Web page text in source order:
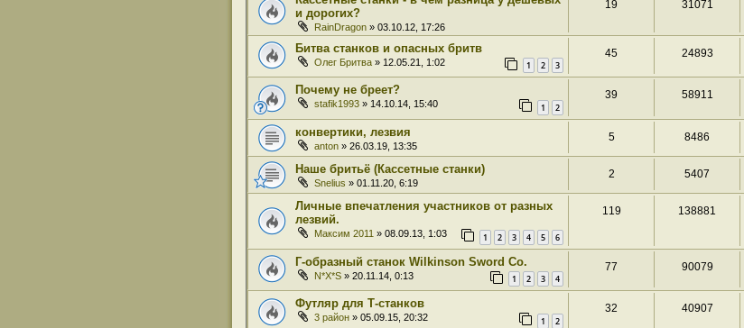
и дорогих?
RainDragon » 03.10.12, 17:26
19 31071
Битва станков и опасных бритв
Олег Бритва » 12.05.21, 1:02 1 2 3
45 24893
Почему не бреет?
stafik1993 » 14.10.14, 15:40 1 2
39 58911
конвертики, лезвия
anton » 26.03.19, 13:35
5 8486
Наше бритьё (Кассетные станки)
Snelius » 01.11.20, 6:19
2 5407
Личные впечатления участников от разных
лезвий.
Максим 2011 » 08.09.13, 1:03 1 2 3 4 5 6
119 138881
Г-образный станок Wilkinson Sword Co.
N*X*S » 20.11.14, 0:13 1 2 3 4
77 90079
Футляр для Т-станков
3 район » 05.09.15, 20:32 1 2
32 40907